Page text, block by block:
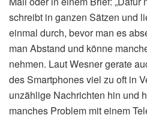
schreibt in ganzen Sätzen und
einmal durch, bevor man es
man Abstand und könne
nehmen. Laut Wesner gerate
des Smartphones viel zu oft in
unzählige Nachrichten hin und
manches Problem mit einem